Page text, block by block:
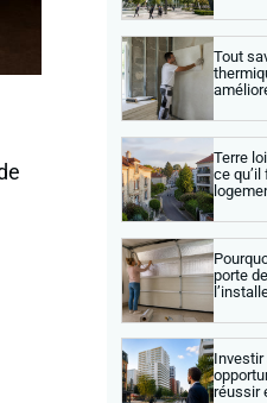
Tout
Terre
ce
porte
Investir
réussir